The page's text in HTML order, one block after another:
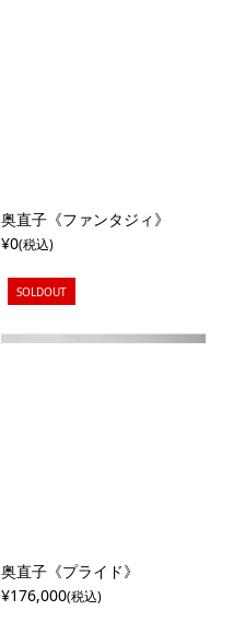
奥直子《ファンタジィ》
¥0(税込)
SOLDOUT
奥直子《プライド》
¥176,000(税込)